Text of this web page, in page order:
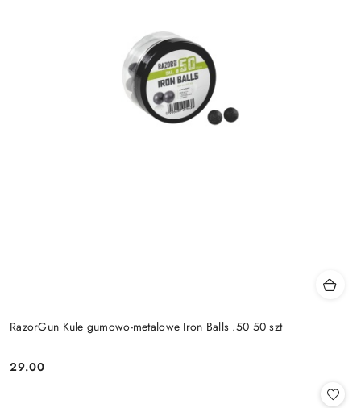
RazorGun Kule gumowo-metalowe Iron Balls .50 50 szt
Cena:
29.00